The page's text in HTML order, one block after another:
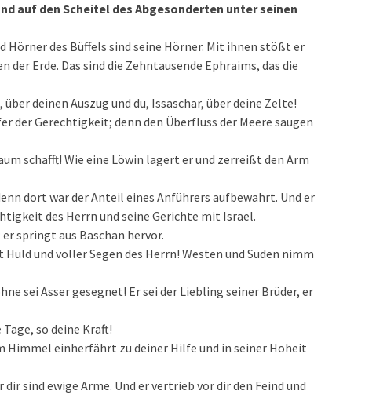
auf den Scheitel des Abgesonderten unter seinen
des Büffels sind seine Hörner. Mit ihnen stößt er
Erde. Das sind die Zehntausende Ephraims, das die
deinen Auszug und du, Issaschar, über deine Zelte!
der Gerechtigkeit; denn den Überfluss der Meere saugen
schafft! Wie eine Löwin lagert er und zerreißt den Arm
dort war der Anteil eines Anführers aufbewahrt. Und er
des Herrn und seine Gerichte mit Israel.
springt aus Baschan hervor.
und voller Segen des Herrn! Westen und Süden nimm
sei Asser gesegnet! Er sei der Liebling seiner Brüder, er
so deine Kraft!
Himmel einherfährt zu deiner Hilfe und in seiner Hoheit
sind ewige Arme. Und er vertrieb vor dir den Feind und